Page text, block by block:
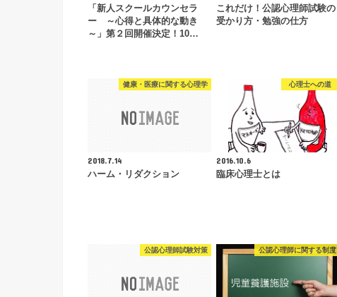
「新人スクールカウンセラ
ー ～心得と具体的な動き
～」第２回開催決定！10…
これだけ！公認心理師試験の
受かり方・勉強の仕方
健康・医療に関する心理学
2018.7.14
ハーム・リダクション
心理士への道
2016.10.6
臨床心理士とは
公認心理師試験対策 公認心理師に関する制度